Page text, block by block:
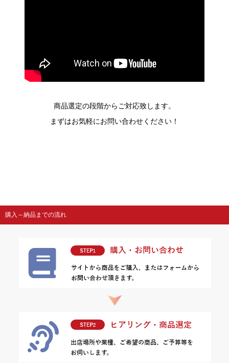
商品選定の段階からご対応致します。
まずはお気軽にお問い合わせください！
購入～納品までの流れ